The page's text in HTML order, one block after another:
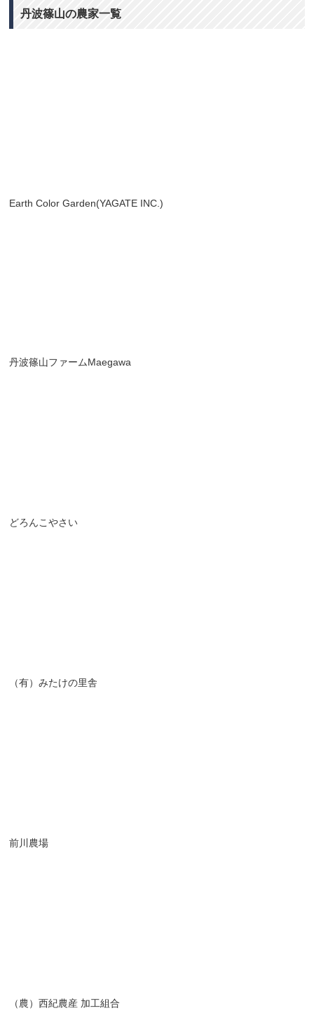
丹波篠山の農家一覧
Earth Color Garden(YAGATE INC.)
丹波篠山ファームMaegawa
どろんこやさい
（有）みたけの里舎
前川農場
（農）西紀農産 加工組合